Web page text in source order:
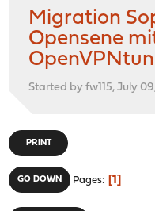
Migration
Opensene
Started by fw115, July
PRINT
GO DOWN Pages 1